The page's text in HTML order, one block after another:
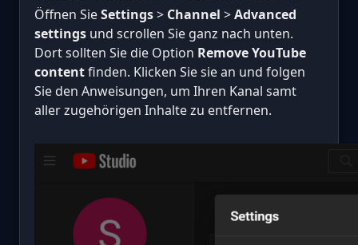
Öffnen SieSettings> Channel >Advanced
settings und scrollen Sie ganz nach unten.
Dort sollten Sie die Option Remove YouTube
contentfinden. Klicken Sie sie an und folgen
Sie den Anweisungen, um Ihren Kanal samt
aller zugehörigen Inhalte zu entfernen.